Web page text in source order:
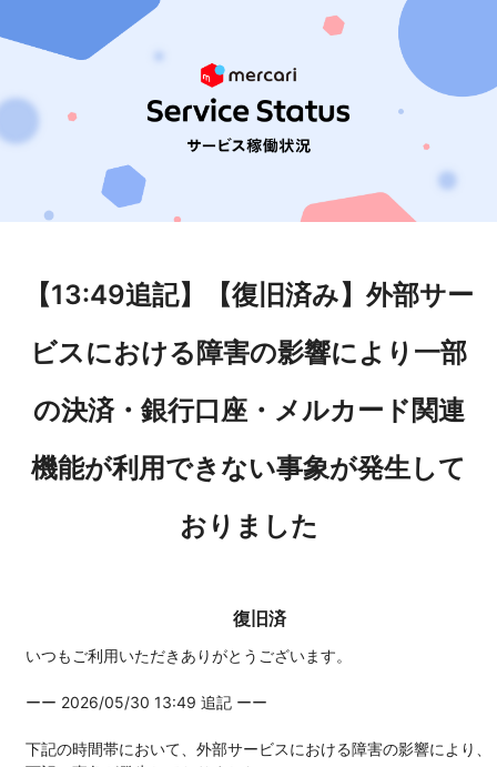
【13:49追記】【復旧済み】外部サー
ビスにおける障害の影響により一部
の決済・銀行口座・メルカード関連
機能が利用できない事象が発生して
おりました
復旧済
いつもご利用いただきありがとうございます。
ーー 2026/05/30 13:49 追記 ーー
下記の時間帯において、外部サービスにおける障害の影響により、